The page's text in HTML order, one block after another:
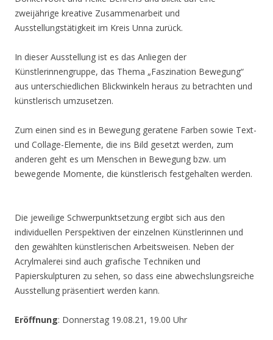
zweijährige kreative Zusammenarbeit und
Ausstellungstätigkeit im Kreis Unna zurück.
In dieser Ausstellung ist es das Anliegen der
Künstlerinnengruppe, das Thema „Faszination Bewegung“
aus unterschiedlichen Blickwinkeln heraus zu betrachten und
künstlerisch umzusetzen.
Zum einen sind es in Bewegung geratene Farben sowie Text-
und Collage-Elemente, die ins Bild gesetzt werden, zum
anderen geht es um Menschen in Bewegung bzw. um
bewegende Momente, die künstlerisch festgehalten werden.
Die jeweilige Schwerpunktsetzung ergibt sich aus den
individuellen Perspektiven der einzelnen Künstlerinnen und
den gewählten künstlerischen Arbeitsweisen. Neben der
Acrylmalerei sind auch grafische Techniken und
Papierskulpturen zu sehen, so dass eine abwechslungsreiche
Ausstellung präsentiert werden kann.
Eröffnung: Donnerstag 19.08.21, 19.00 Uhr